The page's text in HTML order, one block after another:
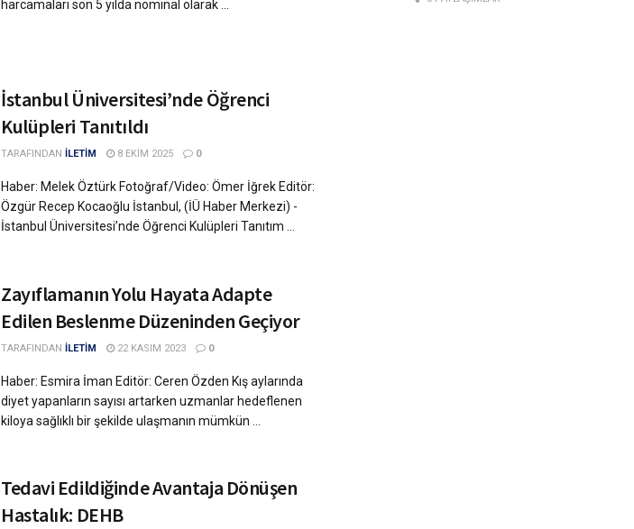
harcamaları son 5 yılda nominal olarak ...
İstanbul Üniversitesi’nde Öğrenci
Kulüpleri Tanıtıldı
TARAFINDAN İLETİM 8 EKIM 2025 0
Haber: Melek Öztürk Fotoğraf/Video: Ömer İğrek Editör:
Özgür Recep Kocaoğlu İstanbul, (İÜ Haber Merkezi) -
İstanbul Üniversitesi’nde Öğrenci Kulüpleri Tanıtım ...
Zayıflamanın Yolu Hayata Adapte
Edilen Beslenme Düzeninden Geçiyor
TARAFINDAN İLETİM 22 KASIM 2023 0
Haber: Esmira İman Editör: Ceren Özden Kış aylarında
diyet yapanların sayısı artarken uzmanlar hedeflenen
kiloya sağlıklı bir şekilde ulaşmanın mümkün ...
Tedavi Edildiğinde Avantaja Dönüşen
Hastalık: DEHB